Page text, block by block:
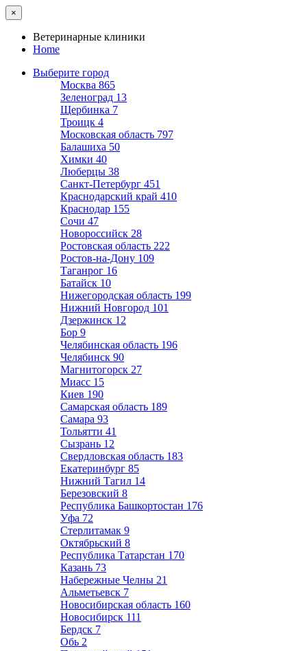
×
Ветеринарные клиники
Home
Выберите город
Москва 865
Зеленоград 13
Щербинка 7
Троицк 4
Московская область 797
Балашиха 50
Химки 40
Люберцы 38
Санкт-Петербург 451
Краснодарский край 410
Краснодар 155
Сочи 47
Новороссийск 28
Ростовская область 222
Ростов-на-Дону 109
Таганрог 16
Батайск 10
Нижегородская область 199
Нижний Новгород 101
Дзержинск 12
Бор 9
Челябинская область 196
Челябинск 90
Магнитогорск 27
Миасс 15
Киев 190
Самарская область 189
Самара 93
Тольятти 41
Сызрань 12
Свердловская область 183
Екатеринбург 85
Нижний Тагил 14
Березовский 8
Республика Башкортостан 176
Уфа 72
Стерлитамак 9
Октябрьский 8
Республика Татарстан 170
Казань 73
Набережные Челны 21
Альметьевск 7
Новосибирская область 160
Новосибирск 111
Бердск 7
Обь 2